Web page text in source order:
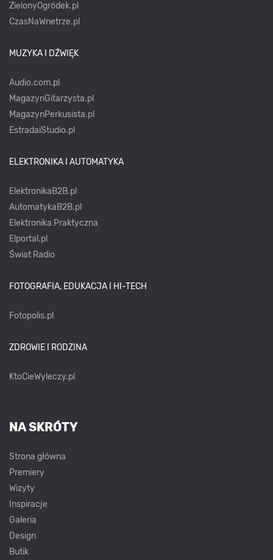
ZielonyOgródek.pl
CzasNaWnetrze.pl
MUZYKA I DŹWIĘK
Audio.com.pl
MagazynGitarzysta.pl
MagazynPerkusista.pl
EstradaiStudio.pl
ELEKTRONIKA I AUTOMATYKA
ElektronikaB2B.pl
AutomatykaB2B.pl
Elektronika Praktyczna
Elportal.pl
Świat Radio
FOTOGRAFIA, EDUKACJA I HI-TECH
Fotopolis.pl
ZDROWIE I RODZINA
KtoCieWyleczy.pl
NA SKRÓTY
Strona główna
Premiery
Wizyty
Inspiracje
Galeria
Design
Butik